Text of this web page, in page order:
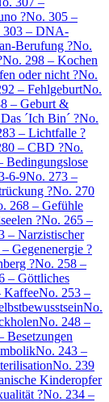
?No. 305 –
303 – DNA-
Berufung ?No.
No. 298 – Kochen
oder nicht ?No.
– FehlgeburtNo.
– Geburt &
´Ich Bin´ ?No.
– Lichtfalle ?
– CBD ?No.
Bedingungslose
6-9No. 273 –
?No. 270
268 – Gefühle
?No. 265 –
– Narzistischer
Gegenenergie ?
?No. 258 –
– Göttliches
KaffeeNo. 253 –
No.
No. 248 –
Besetzungen
No. 243 –
No. 239
Kinderopfer
?No. 234 –